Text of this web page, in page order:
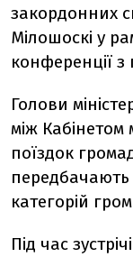
закордонних
Мілошоскі у
конференції
Голови
між Кабінетом
поїздок
категорій
Під час